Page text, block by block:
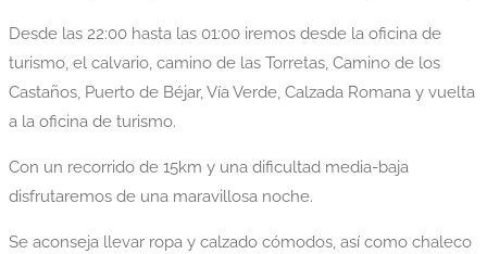
Desde las 22:00 hasta las 01:00 iremos desde la oficina de
turismo, el calvario, camino de las Torretas, Camino de los
Castaños, Puerto de Béjar, Vía Verde, Calzada Romana y vuelta
a la oficina de turismo.
Con un recorrido de 15km y una dificultad media-baja
disfrutaremos de una maravillosa noche.
Se aconseja llevar ropa y calzado cómodos, así como chaleco